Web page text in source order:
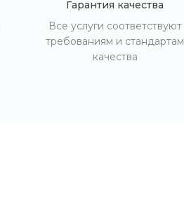
Гарантия качества
Все услуги соответствуют
требованиям и стандартам
качества